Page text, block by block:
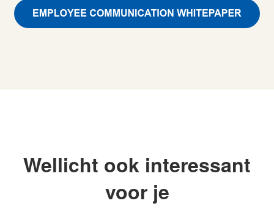
Wellicht ook interessant
voor je